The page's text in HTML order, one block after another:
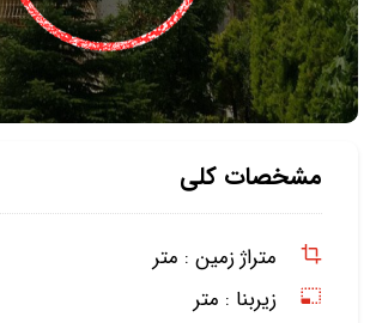
مشخصات کلی
متراژ زمین : متر
زیربنا : متر